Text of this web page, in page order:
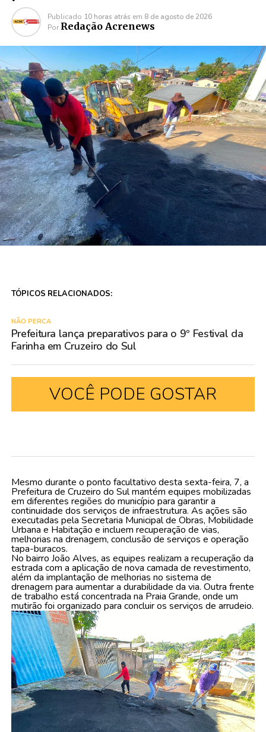
Publicado 10 horas atrás em 8 de agosto de 2026
Por Redação Acrenews
TÓPICOS RELACIONADOS:
NÃO PERCA
Prefeitura lança preparativos para o 9º Festival da
Farinha em Cruzeiro do Sul
VOCÊ PODE GOSTAR
Mesmo durante o ponto facultativo desta sexta-feira, 7, a
Prefeitura de Cruzeiro do Sul mantém equipes mobilizadas
em diferentes regiões do município para garantir a
continuidade dos serviços de infraestrutura. As ações são
executadas pela Secretaria Municipal de Obras, Mobilidade
Urbana e Habitação e incluem recuperação de vias,
melhorias na drenagem, conclusão de serviços e operação
tapa-buracos.
No bairro João Alves, as equipes realizam a recuperação da
estrada com a aplicação de nova camada de revestimento,
além da implantação de melhorias no sistema de
drenagem para aumentar a durabilidade da via. Outra frente
de trabalho está concentrada na Praia Grande, onde um
mutirão foi organizado para concluir os serviços de arrudeio.